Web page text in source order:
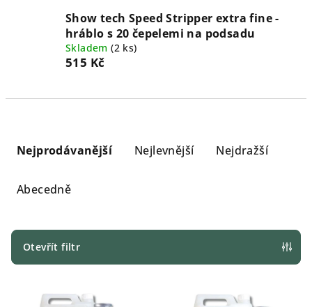
Show tech Speed Stripper extra fine -
hráblo s 20 čepelemi na podsadu
Skladem(2 ks)
515 Kč
r
Nejprodávanější Nejlevnější Nejdražší
Abecedně
Otevřít filtr